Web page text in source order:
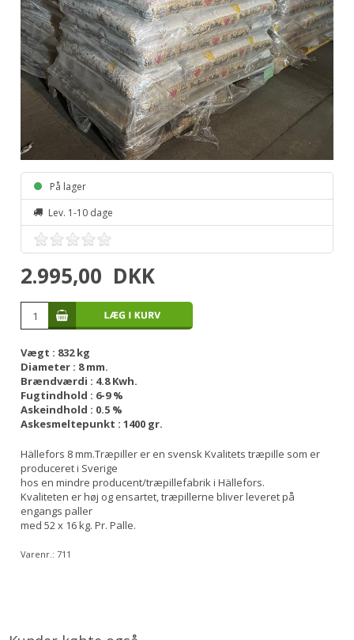
På lager
Lev. 1-10 dage
2.995,00 DKK
Vægt : 832 kg
Diameter : 8 mm.
Brændværdi : 4.8 Kwh.
Fugtindhold : 6-9 %
Askeindhold : 0.5 %
Askesmeltepunkt : 1400 gr.
Hällefors 8 mm.Træpiller er en svensk Kvalitets træpille som er
produceret i Sverige
hos en mindre producent/træpillefabrik i Hällefors.
Kvaliteten er høj og ensartet, træpillerne bliver leveret på
engangs paller
med 52 x 16 kg. Pr. Palle.
Varenr.:711